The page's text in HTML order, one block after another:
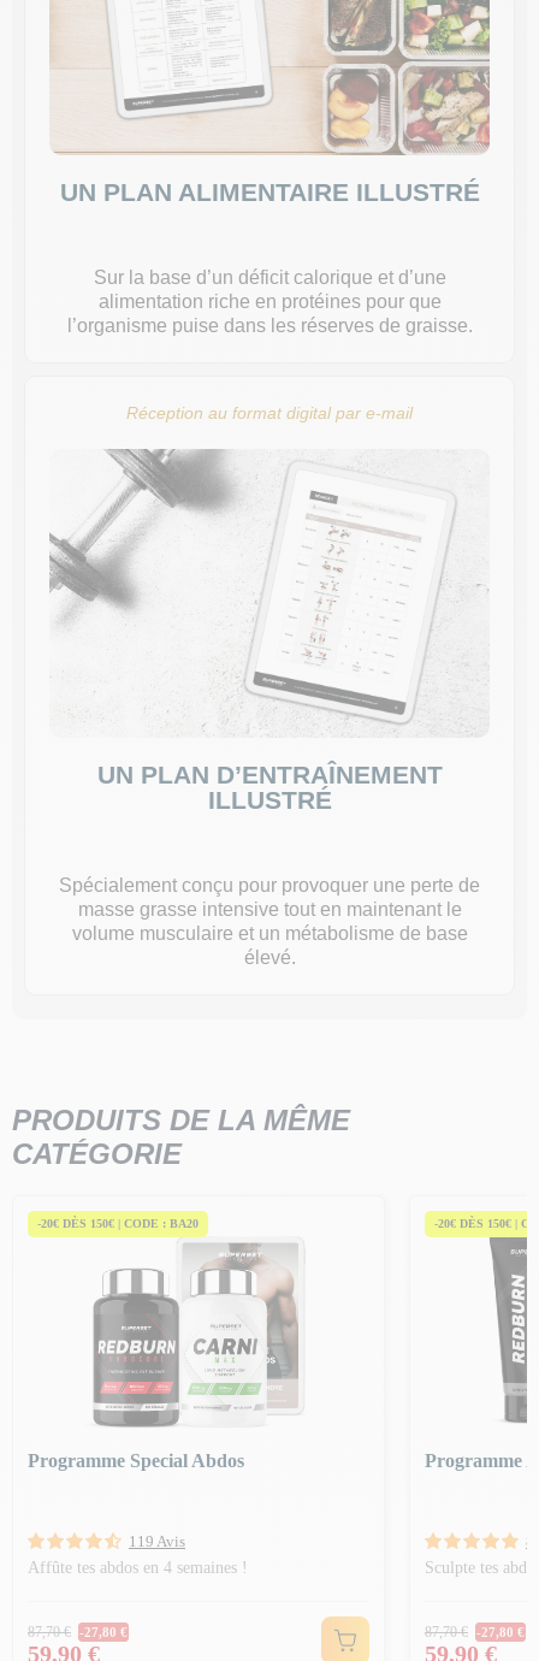
UN PLAN ALIMENTAIRE ILLUSTRÉ
Sur la base d’un déficit calorique et d’une
alimentation riche en protéines pour que
l’organisme puise dans les réserves de graisse.
Réception au format digital par e-mail
UN PLAN D’ENTRAÎNEMENT
ILLUSTRÉ
Spécialement conçu pour provoquer une perte de
masse grasse intensive tout en maintenant le
volume musculaire et un métabolisme de base
élevé.
PRODUITS DE LA MÊME
CATÉGORIE
-20€ DÈS 150€ | CODE : BA20
Programme Special Abdos
119 Avis
Affûte tes abdos en 4 semaines !
Prix Normal
87,70 € -27,80 €
Prix
59,90 €
-20€ DÈS 150€ |
Programme
Sculpte tes
Prix
87,70 € -27,80 €
Prix
59,90 €